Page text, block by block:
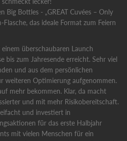
Big Bottles - „GREAT Cuvées – Only
das ideale Format zum Feiern
überschaubaren Launch
bis zum Jahresende erreicht. Sehr viel
und aus dem persönlichen
weiteren Optimierung aufgenommen.
mehr bekommen. Klar, da macht
und mit mehr Risikobereitschaft.
und investiert in
für das erste Halbjahr
mit vielen Menschen für ein